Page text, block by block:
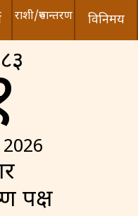
राशी/रुपान्तरण विनिमय
पक्ष